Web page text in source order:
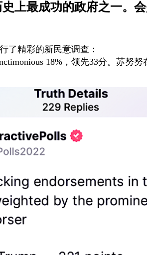
上最成功的政府之一。
了精彩的新民意调查：
18%，领先33分。苏努努